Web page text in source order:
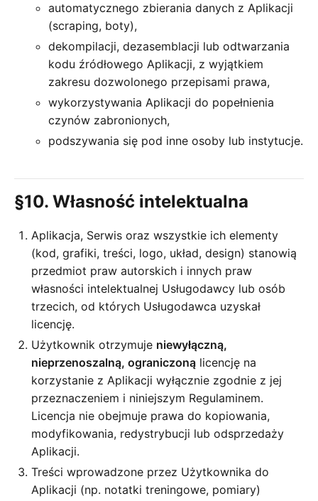
automatycznego zbierania danych z Aplikacji
(scraping, boty),
dekompilacji, dezasemblacji lub odtwarzania
kodu źródłowego Aplikacji, z wyjątkiem
zakresu dozwolonego przepisami prawa,
wykorzystywania Aplikacji do popełnienia
czynów zabronionych,
podszywania się pod inne osoby lub instytucje.
§10. Własność intelektualna
Aplikacja, Serwis oraz wszystkie ich elementy
(kod, grafiki, treści, logo, układ, design) stanowią
przedmiot praw autorskich i innych praw
własności intelektualnej Usługodawcy lub osób
trzecich, od których Usługodawca uzyskał
licencję.
Użytkownik otrzymuje niewyłączną,
nieprzenoszalną, ograniczoną licencję na
korzystanie z Aplikacji wyłącznie zgodnie z jej
przeznaczeniem i niniejszym Regulaminem.
Licencja nie obejmuje prawa do kopiowania,
modyfikowania, redystrybucji lub odsprzedaży
Aplikacji.
Treści wprowadzone przez Użytkownika do
Aplikacji (np. notatki treningowe, pomiary)